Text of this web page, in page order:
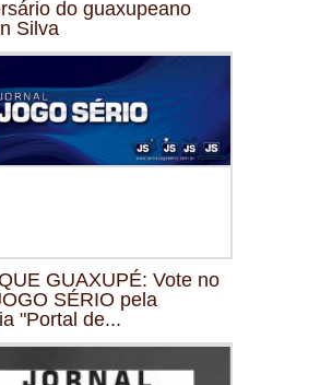
do guaxupeano
Silva
GUAXUPÉ: Vote no
SÉRIO pela
"Portal de...